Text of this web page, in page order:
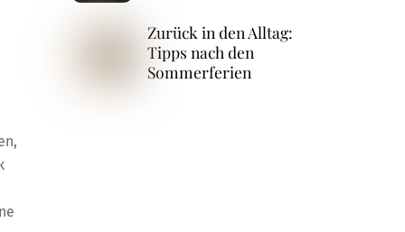
Zurück in den Alltag:
Tipps nach den
Sommerferien